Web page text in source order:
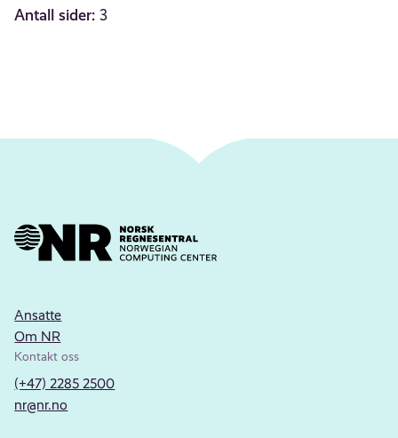
Antall sider: 3
Ansatte
Om NR
Kontakt oss
(+47) 2285 2500
nr@nr.no